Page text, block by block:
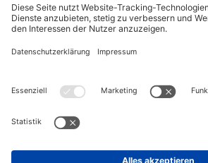
ScanHaus Marlow
2202Bewertungen auf
informiert!
Aktuelle News rund um
das Thema Hausbau